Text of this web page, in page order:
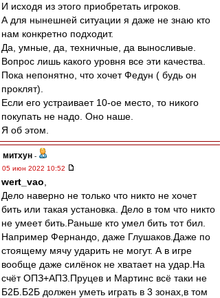
И исходя из этого приобретать игроков.
А для нынешней ситуации я даже не знаю кто
нам конкретно подходит.
Да, умные, да, техничные, да выносливые.
Вопрос лишь какого уровня все эти качества.
Пока непонятно, что хочет Федун ( будь он
проклят).
Если его устраивает 10-ое место, то никого
покупать не надо. Оно наше.
Я об этом.
митхун -
05 июн 2022 10:52
wert_vao
Дело наверно не только что никто не хочет
бить или такая установка. Дело в том что никто
не умеет бить.Раньше кто умел бить тот бил.
Например Фернандо, даже Глушаков.Даже по
стоящему мячу ударить не могут. А в игре
вообще даже силёнок не хватает на удар.На
счёт ОПЗ+АПЗ.Пруцев и Мартинс всё таки не
Б2Б.Б2Б должен уметь играть в 3 зонах,в том